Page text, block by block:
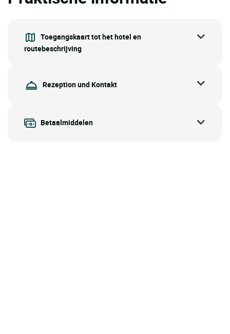
Toegangskaart tot het hotel en
routebeschrijving
Rezeption und Kontakt
Betaalmiddelen